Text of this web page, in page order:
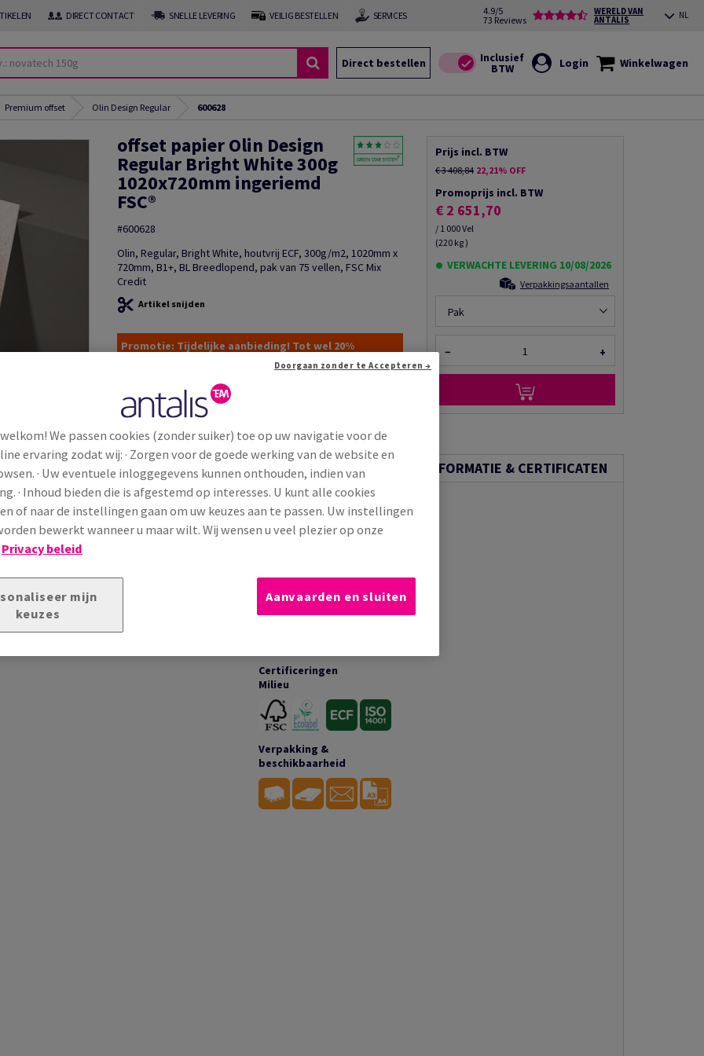
DIRECT CONTACT SNELLE LEVERING VEILIG BESTELLEN SERVICES
4.9/5
73 Reviews
WERELD VAN
ANTALIS NL
Direct bestellen Login Winkelwagen
Premium offset Olin Design Regular 600628
offset papier Olin Design
Regular Bright White 300g
1020x720mm ingeriemd
FSC®
#600628
Olin, Regular, Bright White, houtvrij ECF, 300g/m2, 1020mm x
720mm, B1+, BL Breedlopend, pak van 75 vellen, FSC Mix
Credit
Artikel snijden
Promotie: Tijdelijke aanbieding! Tot wel 20%
Extra productinformatie
Prijs incl. BTW
€ 3 408,84 22,21% OFF
Promoprijs incl. BTW
€ 2 651,70
/ 1 000 Vel
(220 kg )
VERWACHTE LEVERING 10/08/2026
Verpakkingsaantallen
Pak
− +
TECHNISCHE INFORMATIE TECHNISCHE INFORMATIE & CERTIFICATEN
een glad en natuurlijk oppervlak. Het matte
drukresultaten. Ideaal voor
enprofessionele betrouwbaarheid
Toepassingen &
garanties
Bedrukking &
afwerking
Certificeringen
Milieu
Verpakking &
beschikbaarheid
We passen cookies (zonder suiker) toe op uw navigatie voor de
ervaring zodat wij: · Zorgen voor de goede werking van de website en
· Uw eventuele inloggegevens kunnen onthouden, indien van
· Inhoud bieden die is afgestemd op interesses. U kunt alle cookies
of naar de instellingen gaan om uw keuzes aan te passen. Uw instellingen
bewerkt wanneer u maar wilt. Wij wensen u veel plezier op onze
Privacy beleid
mijn
keuzes
Doorgaan zonder te Accepteren →
Aanvaarden en sluiten